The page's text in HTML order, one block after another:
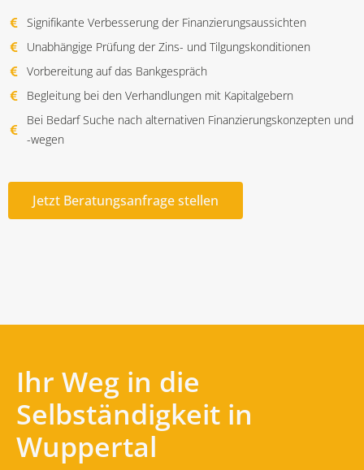
Signifikante Verbesserung der Finanzierungsaussichten
Unabhängige Prüfung der Zins- und Tilgungskonditionen
Vorbereitung auf das Bankgespräch
Begleitung bei den Verhandlungen mit Kapitalgebern
Bei Bedarf Suche nach alternativen Finanzierungskonzepten und
-wegen
Jetzt Beratungsanfrage stellen
Ihr Weg in die
Selbständigkeit in
Wuppertal